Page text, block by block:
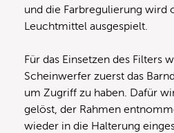
und die Farbregulierung wird
Leuchtmittel ausgespielt.
Für das Einsetzen des Filters
Scheinwerfer zuerst das
um Zugriff zu haben. Dafür
gelöst, der Rahmen
wieder in die Halterung